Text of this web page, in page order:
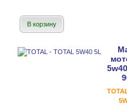
В корзину